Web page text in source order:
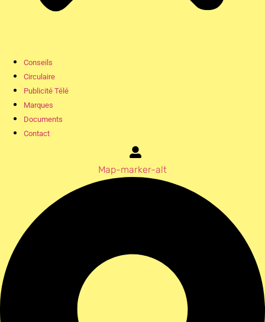
Conseils
Circulaire
Publicité Télé
Marques
Documents
Contact
Map-marker-alt